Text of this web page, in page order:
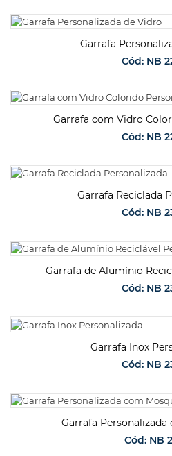
SOLICITAR
Garrafa
Cód: NB
SOLICITAR
Garrafa com Vidro
Cód: NB
SOLICITAR
Garrafa Reciclada
Cód: NB
SOLICITAR
Garrafa de Alumínio
Cód: NB
SOLICITAR
Garrafa Inox
Cód: NB
SOLICITAR
Garrafa
Cód: NB